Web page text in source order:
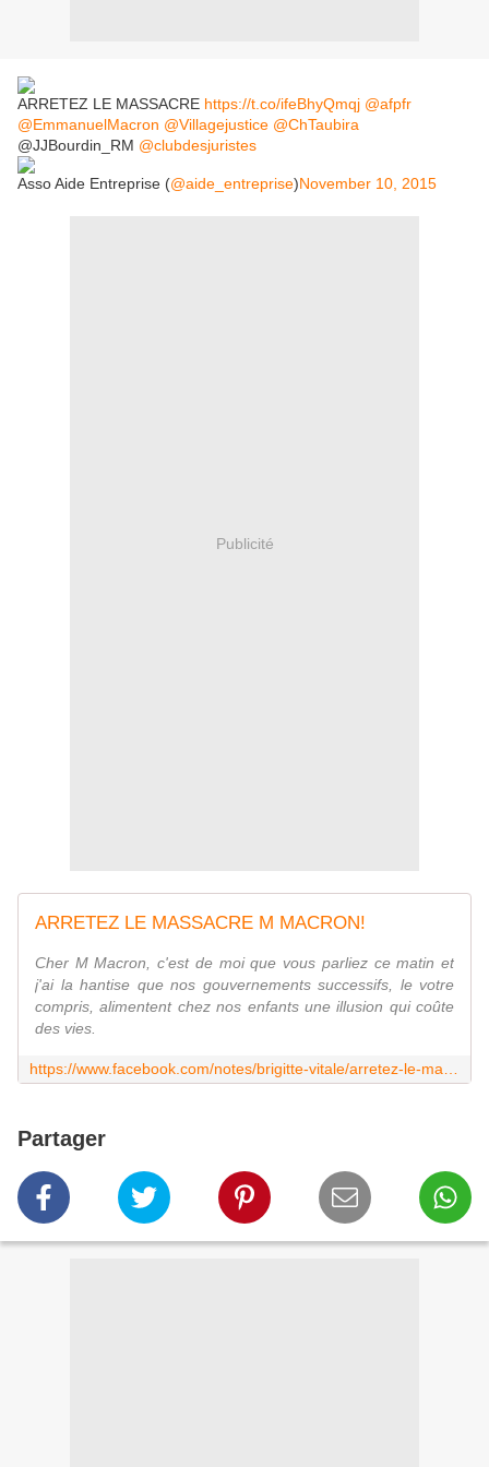
ARRETEZ LE MASSACRE https://t.co/ifeBhyQmqj @afpfr
@EmmanuelMacron @Villagejustice @ChTaubira
@JJBourdin_RM @clubdesjuristes
Asso Aide Entreprise (@aide_entreprise)November 10, 2015
Publicité
ARRETEZ LE MASSACRE M MACRON!
Cher M Macron, c'est de moi que vous parliez ce matin et
j'ai la hantise que nos gouvernements successifs, le votre
compris, alimentent chez nos enfants une illusion qui coûte
des vies.
Partager